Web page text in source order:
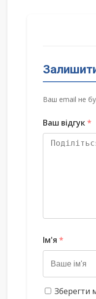
Ваш email не
Ваш відгук*
Ім'я *
Зберегти